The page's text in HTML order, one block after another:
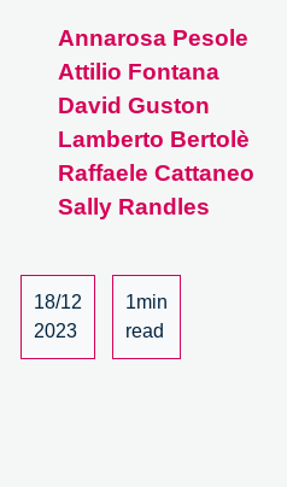
dell’improbabile
–
3/4
Annarosa Pesole
Attilio Fontana
David Guston
Lamberto Bertolè
Raffaele Cattaneo
Sally Randles
18/12
2023
1min
read